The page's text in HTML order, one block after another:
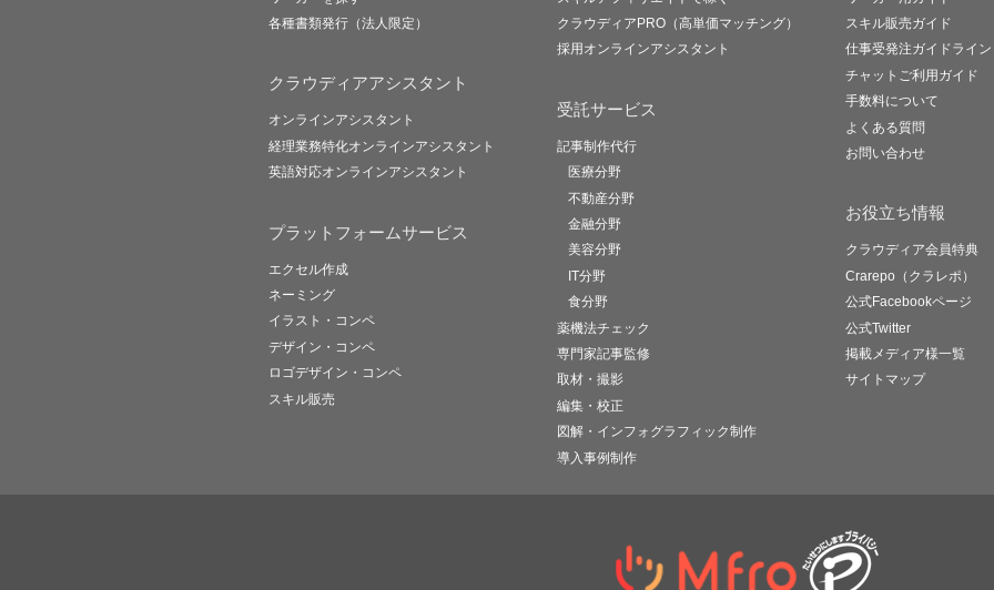
各種書類発行（法人限定）
クラウディアアシスタント
オンラインアシスタント
経理業務特化オンラインアシスタント
英語対応オンラインアシスタント
プラットフォームサービス
エクセル作成
ネーミング
イラスト・コンペ
デザイン・コンペ
ロゴデザイン・コンペ
スキル販売
クラウディアPRO（高単価マッチング）
採用オンラインアシスタント
受託サービス
記事制作代行
医療分野
不動産分野
金融分野
美容分野
IT分野
食分野
薬機法チェック
専門家記事監修
取材・撮影
編集・校正
図解・インフォグラフィック制作
導入事例制作
スキル販売ガイド
仕事受発注ガイドライン
チャットご利用ガイド
手数料について
よくある質問
お問い合わせ
お役立ち情報
クラウディア会員特典
Crarepo（クラレポ）
公式Facebookページ
公式Twitter
掲載メディア様一覧
サイトマップ